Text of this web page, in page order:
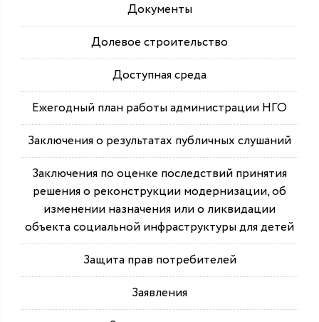
Документы
Долевое строительство
Доступная среда
Ежегодный план работы администрации НГО
Заключения о результатах публичных слушаний
Заключения по оценке последствий принятия
решения о реконструкции модернизации, об
изменении назначения или о ликвидации
объекта социальной инфраструктуры для детей
Защита прав потребителей
Заявления